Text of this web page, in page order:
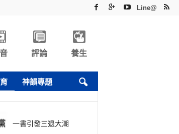
Line@
評論 養生
神韻專題
一書引發三退大潮